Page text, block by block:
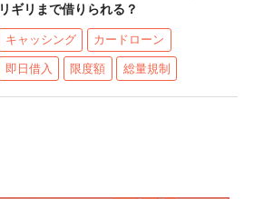
リギリまで借りられる？
キャッシング カードローン
即日借入 限度額 総量規制